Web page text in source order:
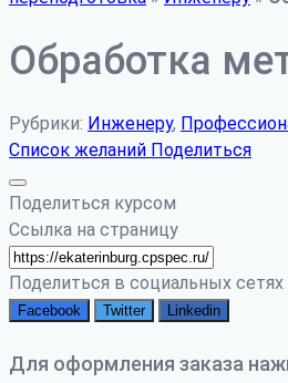
Обработка
Рубрики: Инженеру,
Список желаний Поделиться
Поделиться курсом
Ссылка на страницу
Поделиться в социальных сетях
Facebook Twitter Linkedin
Для оформления заказа